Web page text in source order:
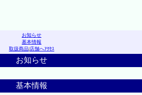
お知らせ
基本情報
取扱商品|店舗へｱｸｾｽ
お知らせ
基本情報